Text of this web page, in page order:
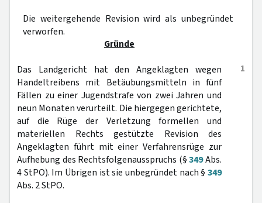
Die weitergehende Revision wird als unbegründet
verworfen.
Gründe
1
Das Landgericht hat den Angeklagten wegen
Handeltreibens mit Betäubungsmitteln in fünf
Fällen zu einer Jugendstrafe von zwei Jahren und
neun Monaten verurteilt. Die hiergegen gerichtete,
auf die Rüge der Verletzung formellen und
materiellen Rechts gestützte Revision des
Angeklagten führt mit einer Verfahrensrüge zur
Aufhebung des Rechtsfolgenausspruchs (§349Abs.
4 StPO). Im Übrigen ist sie unbegründet nach § 349
Abs. 2 StPO.